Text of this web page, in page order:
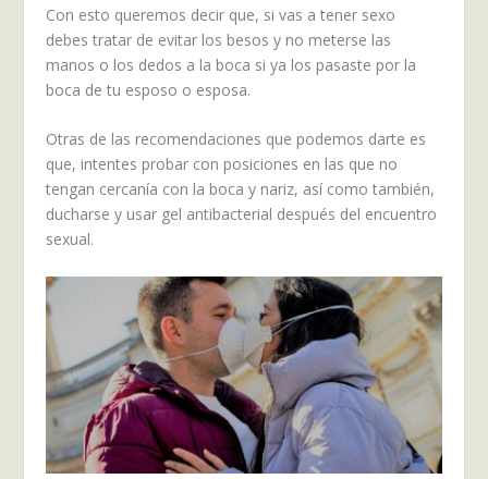
Con esto queremos decir que, si vas a tener sexo
debes tratar de evitar los besos y no meterse las
manos o los dedos a la boca si ya los pasaste por la
boca de tu esposo o esposa.
Otras de las recomendaciones que podemos darte es
que, intentes probar con posiciones en las que no
tengan cercanía con la boca y nariz, así como también,
ducharse y usar gel antibacterial después del encuentro
sexual.